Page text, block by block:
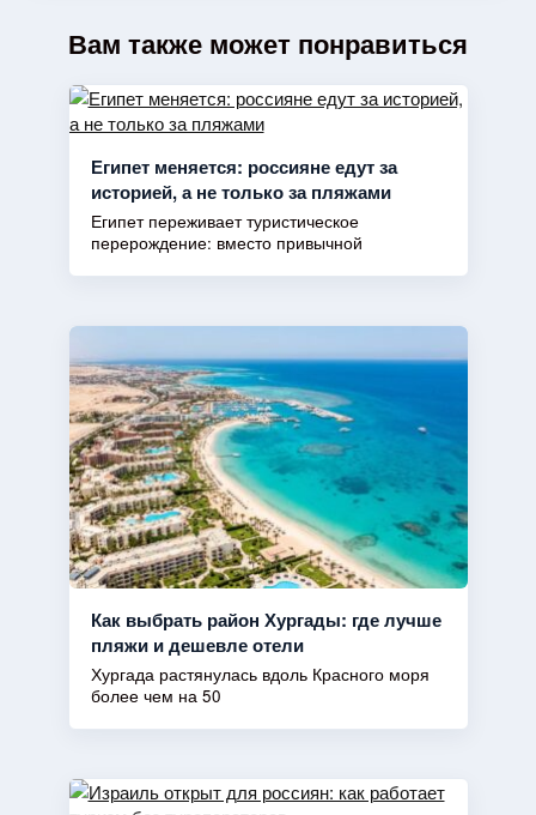
Вам также может понравиться
Египет меняется: россияне едут за
историей, а не только за пляжами
Египет переживает туристическое
перерождение: вместо привычной
Как выбрать район Хургады: где лучше
пляжи и дешевле отели
Хургада растянулась вдоль Красного моря
более чем на 50